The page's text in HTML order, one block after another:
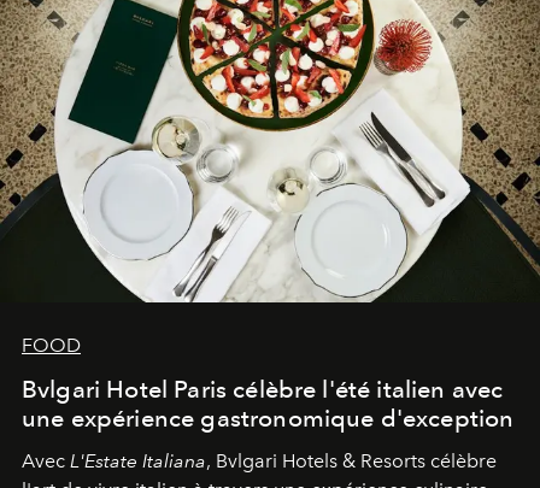
FOOD
Bvlgari Hotel Paris célèbre l'été italien avec
une expérience gastronomique d'exception
Avec L'Estate Italiana, Bvlgari Hotels & Resorts célèbre